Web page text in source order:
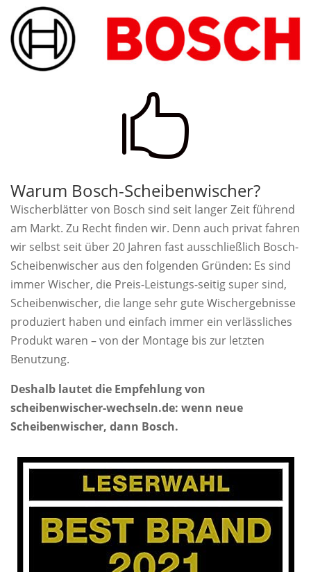

Warum Bosch-Scheibenwischer?
Wischerblätter von Bosch sind seit langer Zeit führend
am Markt. Zu Recht finden wir. Denn auch privat fahren
wir selbst seit über 20 Jahren fast ausschließlich Bosch-
Scheibenwischer aus den folgenden Gründen: Es sind
immer Wischer, die Preis-Leistungs-seitig super sind,
Scheibenwischer, die lange sehr gute Wischergebnisse
produziert haben und einfach immer ein verlässliches
Produkt waren – von der Montage bis zur letzten
Benutzung.
Deshalb lautet die Empfehlung von
scheibenwischer-wechseln.de: wenn neue
Scheibenwischer, dann Bosch.